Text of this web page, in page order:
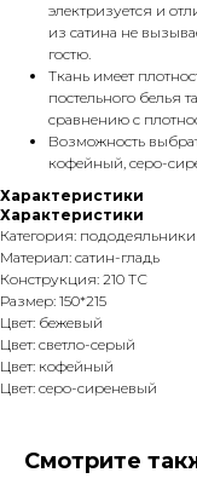
электризуется и
из сатина не
гостю.
Ткань имеет
постельного белья
сравнению с
Возможность
кофейный, серо-
Характеристики
Характеристики
Категория: пододеяльники
Материал: сатин-гладь
Конструкция: 210 ТС
Размер: 150*215
Цвет: бежевый
Цвет: светло-серый
Цвет: кофейный
Цвет: серо-сиреневый
Смотрите